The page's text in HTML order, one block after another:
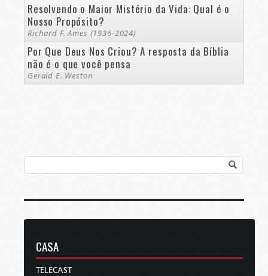
Resolvendo o Maior Mistério da Vida: Qual é o
Nosso Propósito?
Richard F. Ames (1936-2024)
Por Que Deus Nos Criou? A resposta da Bíblia
não é o que você pensa
Gerald E. Weston
CASA
TELECAST